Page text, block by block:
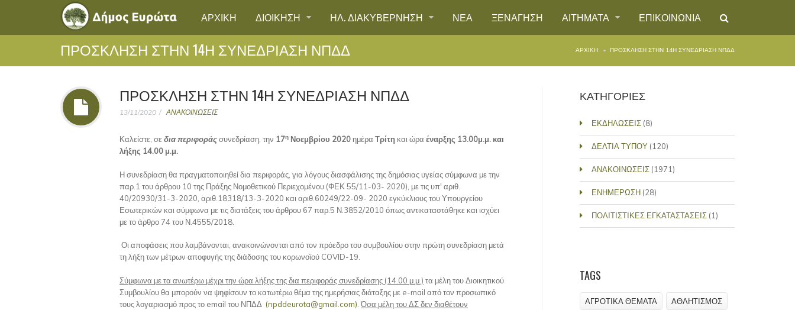
ΑΡΧΙΚΗ ΔΙΟΙΚΗΣΗ ΗΛ. ΔΙΑΚΥΒΕΡΝΗΣΗ ΝΕΑ ΞΕΝΑΓΗΣΗ ΑΙΤΗΜΑΤΑ ΕΠΙΚΟΙΝΩΝΙΑ
ΠΡΟΣΚΛΗΣΗ ΣΤΗΝ 14Η ΣΥΝΕΔΡΙΑΣΗ ΝΠΔΔ ΑΡΧΙΚΉ ΠΡΟΣΚΛΗΣΗ ΣΤΗΝ 14Η ΣΥΝΕΔΡΙΑΣΗ ΝΠΔΔ
ΠΡΟΣΚΛΗΣΗ ΣΤΗΝ 14Η ΣΥΝΕΔΡΙΑΣΗ ΝΠΔΔ
13/11/2020 ΑΝΑΚΟΙΝΩΣΕΙΣ
Καλείστε, σεδια περιφοράςσυνεδρίαση, την 17η Νοεμβρίου 2020ημέρα Τρίτη και ώρα έναρξης 13.00μ.μ. και
λήξης 14.00 μ.μ.
Η συνεδρίαση θα πραγματοποιηθεί δια περιφοράς, για λόγους διασφάλισης της δημόσιας υγείας σύμφωνα με την
παρ.1 του άρθρου 10 της Πράξης Νομοθετικού Περιεχομένου (ΦΕΚ 55/11-03- 2020), με τις υπ' αριθ.
40/20930/31-3-2020, αριθ.18318/13-3-2020 και αριθ.60249/22-09- 2020 εγκύκλιους του Υπουργείου
Εσωτερικών και σύμφωνα με τις διατάξεις του άρθρου 67 παρ.5 Ν.3852/2010 όπως αντικαταστάθηκε και ισχύει
με το άρθρο 74 του Ν.4555/2018.
Οι αποφάσεις που λαμβάνονται, ανακοινώνονται από τον πρόεδρο του συμβουλίου στην πρώτη συνεδρίαση μετά
τη λήξη των μέτρων αποφυγής της διάδοσης του κορωνοϊού COVID-19.
Σύμφωνα με τα ανωτέρω μέχρι την ώρα λήξης της δια περιφοράς συνεδρίασης (14.00 μ.μ.) τα μέλη του Διοικητικού
Συμβουλίου θα μπορούν να ψηφίσουν το κατωτέρω θέμα της ημερήσιας διάταξης με e-mail από τον προσωπικό
τους λογαριασμό προς το e­mail του ΝΠΔΔ (npddeurota@gmail.com) .Όσα μέλη του ΔΣ δεν διαθέτουν
ΚΑΤΗΓΟΡΙΕΣ
ΕΚΔΗΛΩΣΕΙΣ(8)
ΔΕΛΤΙΑ ΤΥΠΟΥ(120)
ΑΝΑΚΟΙΝΩΣΕΙΣ(1971)
ΕΝΗΜΕΡΩΣΗ(28)
ΠΟΛΙΤΙΣΤΙΚΕΣ ΕΓΚΑΤΑΣΤΑΣΕΙΣ(1)
TAGS
ΑΓΡΟΤΙΚΑ ΘΕΜΑΤΑ ΑΘΛΗΤΙΣΜΟΣ